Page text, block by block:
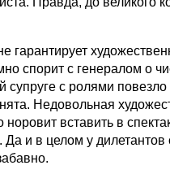
гарантирует
спорит с генералом о
супруге с ролями
Недовольная
вставить в
и в целом у дилетантов